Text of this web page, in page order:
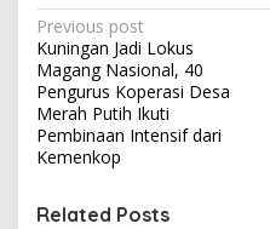
Post
navigation
Previous post
Kuningan Jadi Lokus
Magang Nasional, 40
Pengurus Koperasi Desa
Merah Putih Ikuti
Pembinaan Intensif dari
Kemenkop
Related Posts